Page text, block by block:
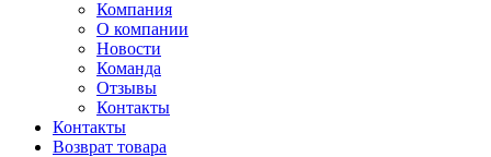
Компания
О компании
Новости
Команда
Отзывы
Контакты
Контакты
Возврат товара